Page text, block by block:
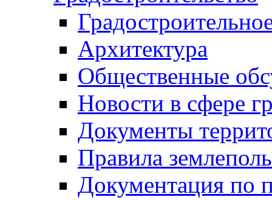
Архитектура
Общественные
Новости в сфере
Документы
Правила
Документация по